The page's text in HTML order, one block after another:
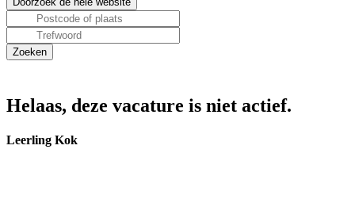
Helaas, deze vacature is niet actief.
Leerling Kok